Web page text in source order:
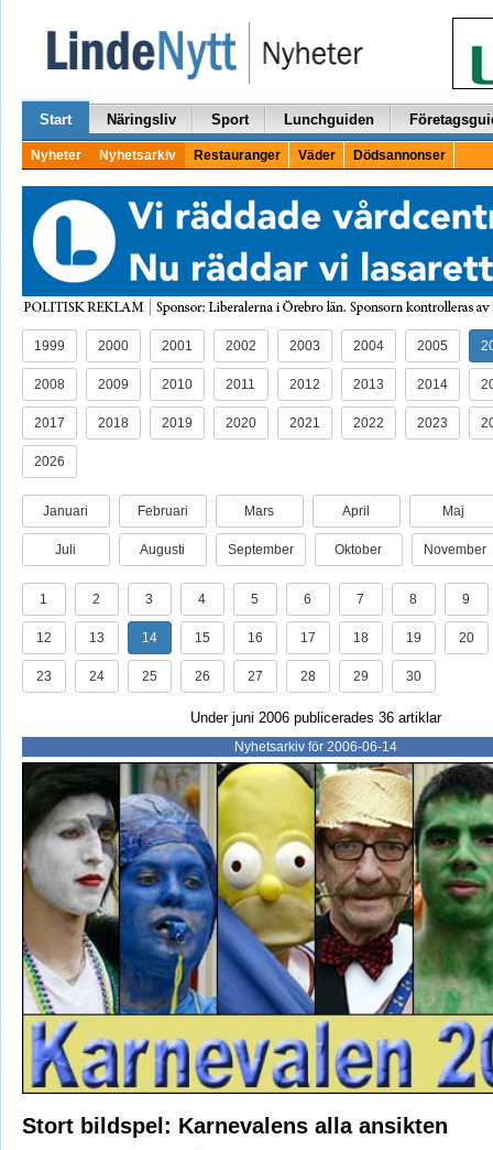
Start Näringsliv Sport Lunchguiden
Nyheter Nyhetsarkiv Restauranger Väder Dödsannonser
1999 2000 2001 2002 2003 2004 2005
2008 2009 2010 2011 2012 2013 2014
2017 2018 2019 2020 2021 2022 2023
2026
Januari Februari Mars April Maj
Juli Augusti September Oktober November
1 2 3 4 5 6 7 8 9
12 13 14 15 16 17 18 19 20
23 24 25 26 27 28 29 30
Under juni 2006 publicerades 36 artiklar
Nyhetsarkiv för 2006-06-14
Stort bildspel: Karnevalens alla ansikten